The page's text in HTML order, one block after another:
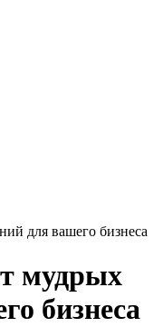
для вашего бизнеса
мудрых
бизнеса